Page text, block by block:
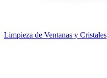
Limpieza de Ventanas y Cristales